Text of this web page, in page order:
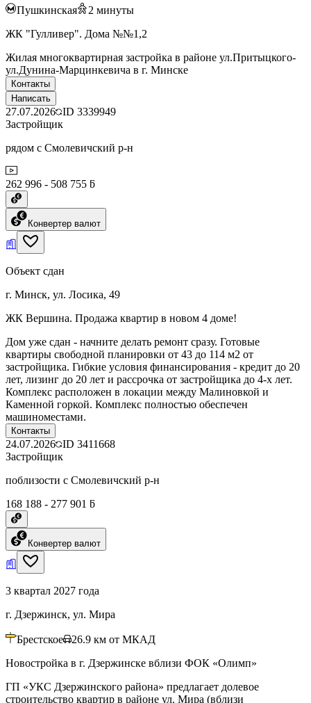
Пушкинская 2 минуты
ЖК "Гулливер". Дома №№1,2
Жилая многоквартирная застройка в районе ул.Притыцкого-
ул.Дунина-Марцинкевича в г. Минске
Контакты
Написать
27.07.2026 ID 3339949
Застройщик
рядом с Смолевичский р-н
262 996 - 508 755 ƃ
Конвертер валют
Объект сдан
г. Минск, ул. Лосика, 49
ЖК Вершина. Продажа квартир в новом 4 доме!
Дом уже сдан - начните делать ремонт сразу. Готовые
квартиры свободной планировки от 43 до 114 м2 от
застройщика. Гибкие условия финансирования - кредит до 20
лет, лизинг до 20 лет и рассрочка от застройщика до 4-х лет.
Комплекс расположен в локации между Малиновкой и
Каменной горкой. Комплекс полностью обеспечен
машиноместами.
Контакты
24.07.2026 ID 3411668
Застройщик
поблизости с Смолевичский р-н
168 188 - 277 901 ƃ
Конвертер валют
3 квартал 2027 года
г. Дзержинск, ул. Мира
Брестское 26.9 км от МКАД
Новостройка в г. Дзержинске вблизи ФОК «Олимп»
ГП «УКС Дзержинского района» предлагает долевое
строительство квартир в районе ул. Мира (вблизи